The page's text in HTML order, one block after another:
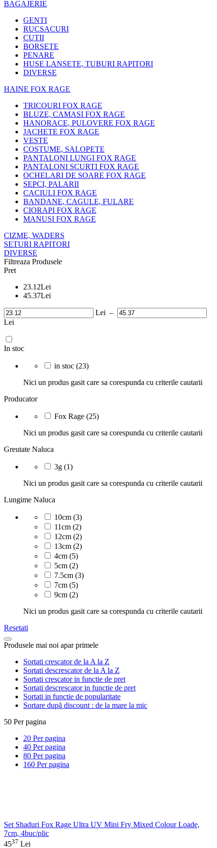
BAGAJERIE
GENTI
RUCSACURI
CUTII
BORSETE
PENARE
HUSE LANSETE, TUBURI RAPITORI
DIVERSE
HAINE FOX RAGE
TRICOURI FOX RAGE
BLUZE, CAMASI FOX RAGE
HANORACE, PULOVERE FOX RAGE
JACHETE FOX RAGE
VESTE
COSTUME, SALOPETE
PANTALONI LUNGI FOX RAGE
PANTALONI SCURTI FOX RAGE
OCHELARI DE SOARE FOX RAGE
SEPCI, PALARII
CACIULI FOX RAGE
BANDANE, CAGULE, FULARE
CIORAPI FOX RAGE
MANUSI FOX RAGE
CIZME, WADERS
SETURI RAPITORI
DIVERSE
Filtreaza Produsele
Pret
23.12Lei
45.37Lei
Lei –
Lei
In stoc
in stoc (23)
Nici un produs gasit care sa corespunda cu criterile cautarii
Producator
Fox Rage (25)
Nici un produs gasit care sa corespunda cu criterile cautarii
Greutate Naluca
3g (1)
Nici un produs gasit care sa corespunda cu criterile cautarii
Lungime Naluca
10cm (3)
11cm (2)
12cm (2)
13cm (2)
4cm (5)
5cm (2)
7.5cm (3)
7cm (5)
9cm (2)
Nici un produs gasit care sa corespunda cu criterile cautarii
Resetati
Produsele mai noi apar primele
Sortati crescator de la A la Z
Sortati descrescator de la A la Z
Sortati crescator in functie de pret
Sortati descrescator in functie de pret
Sortati in functie de popularitate
Sortare după discount : de la mare la mic
50 Per pagina
20 Per pagina
40 Per pagina
80 Per pagina
160 Per pagina
Set Shaduri Fox Rage Ultra UV Mini Fry Mixed Colour Loade,
7cm, 4buc/plic
4537 Lei